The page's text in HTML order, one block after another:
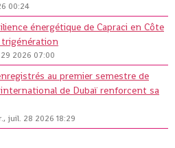
00:24
énergétique de Capraci en Côte
2026 07:00
au premier semestre de
de Dubaï renforcent sa
juil. 28 2026 18:29